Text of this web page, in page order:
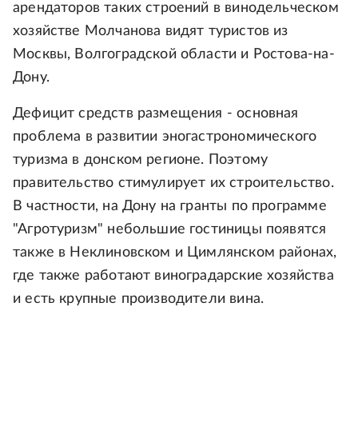
арендаторов таких строений в винодельческом
хозяйстве Молчанова видят туристов из
Москвы, Волгоградской области и Ростова-на-
Дону.
Дефицит средств размещения - основная
проблема в развитии эногастрономического
туризма в донском регионе. Поэтому
правительство стимулирует их строительство.
В частности, на Дону на гранты по программе
"Агротуризм" небольшие гостиницы появятся
также в Неклиновском и Цимлянском районах,
где также работают виноградарские хозяйства
и есть крупные производители вина.